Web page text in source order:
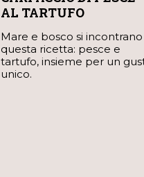
AL TARTUFO
Mare e bosco si incontrano
questa ricetta: pesce e
tartufo, insieme per un
unico.